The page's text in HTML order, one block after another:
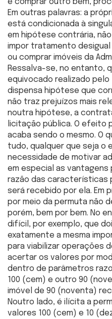
Em outras palavras: a
está condicionada à
em hipótese contrária,
impor tratamento
ou comprar imóveis da
Ressalva-se, no entanto,
equivocado realizado
dispensa hipótese que
não traz prejuízos mais
noutra hipótese, a
licitação pública. O efeito
acaba sendo o mesmo. O
tudo, qualquer que seja o
necessidade de motivar
em especial as vantagens
razão das características
será recebido por ela. Em
por meio da permuta não
porém, bem por bem. No
difícil, por exemplo, que
exatamente a mesma
para viabilizar operações
acertar os valores por
dentro de parâmetros
100 (cem) e outro 90
imóvel de 90 (noventa)
Noutro lado, é ilícita a
valores 100 (cem) e 10